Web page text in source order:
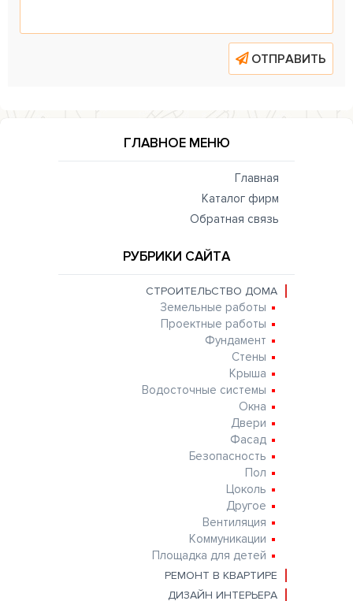
ОТПРАВИТЬ
ГЛАВНОЕ МЕНЮ
Главная
Каталог фирм
Обратная связь
РУБРИКИ САЙТА
СТРОИТЕЛЬСТВО ДОМА
Земельные работы
Проектные работы
Фундамент
Стены
Крыша
Водосточные системы
Окна
Двери
Фасад
Безопасность
Пол
Цоколь
Другое
Вентиляция
Коммуникации
Площадка для детей
РЕМОНТ В КВАРТИРЕ
ДИЗАЙН ИНТЕРЬЕРА